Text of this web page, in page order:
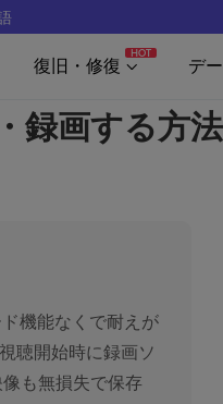
復旧・修復
HOT
デ
録画する方法
機能なくで耐えが
聴開始時に録画ソ
も無損失で保存